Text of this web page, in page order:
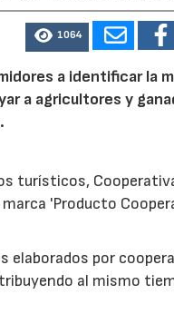
1064
a identificar la
a agricultores y
turísticos,
'Producto
elaborados por
al mismo